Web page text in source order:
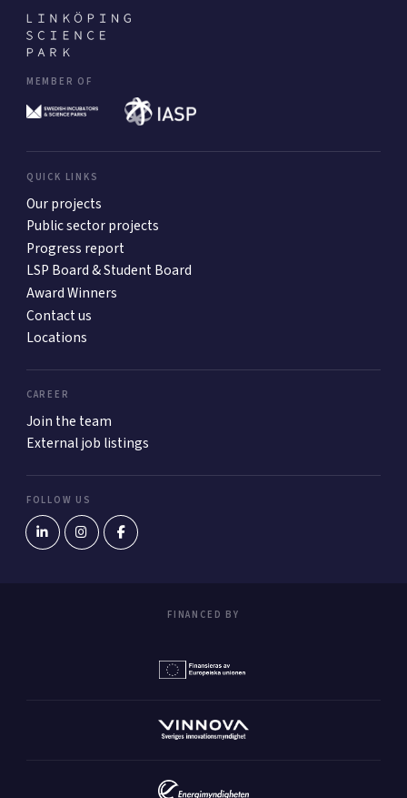
MEMBER OF
QUICK LINKS
Our projects
Public sector projects
Progress report
LSP Board & Student Board
Award Winners
Contact us
Locations
CAREER
Join the team
External job listings
FOLLOW US
FINANCED BY